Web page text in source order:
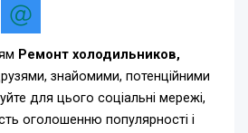
Ремонт холодильников,
знайомими, потенційними
для цього соціальні мережі,
оголошенню популярності і